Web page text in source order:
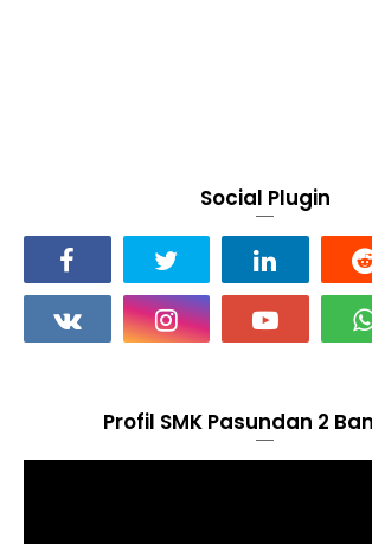
Social Plugin
Profil SMK Pasundan 2